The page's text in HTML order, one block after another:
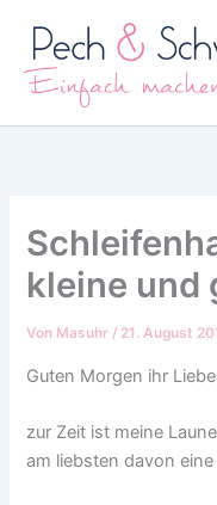
Inhalt
springen
kleine und
Von Masuhr / 21. August
Guten Morgen ihr
zur Zeit ist meine
am liebsten davon